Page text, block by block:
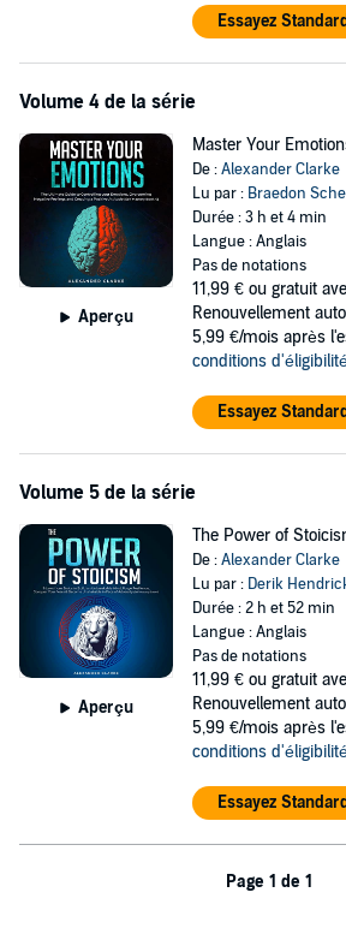
Essayez
Volume 4 de la série
Aperçu
Master Your
De :Alexander Clarke
Lu par : Braedon
Durée : 3 h et 4 min
Langue : Anglais
Pas de notations
11,99 € ou gratuit
Renouvellement
5,99 €/mois après
conditions
Essayez
Volume 5 de la série
Aperçu
The Power of
De :Alexander Clarke
Lu par : Derik
Durée : 2 h et 52 min
Langue : Anglais
Pas de notations
11,99 € ou gratuit
Renouvellement
5,99 €/mois après
conditions
Essayez
Page 1 de 1